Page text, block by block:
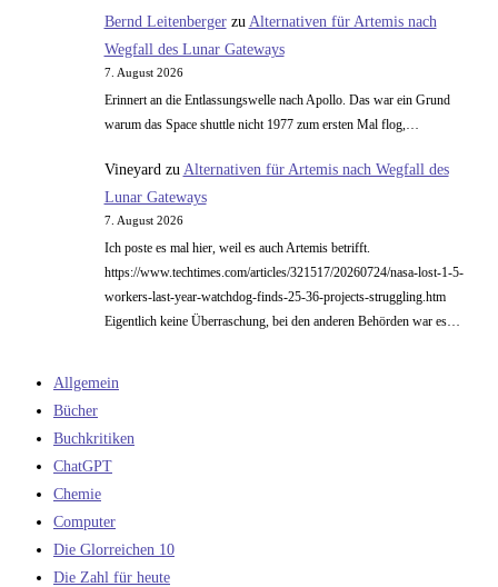
Bernd Leitenbergerzu Alternativen für Artemis nach
Wegfall des Lunar Gateways
7. August 2026
Erinnert an die Entlassungswelle nach Apollo. Das war ein Grund
warum das Space shuttle nicht 1977 zum ersten Mal flog,…
Vineyardzu Alternativen für Artemis nach Wegfall des
Lunar Gateways
7. August 2026
Ich poste es mal hier, weil es auch Artemis betrifft.
https://www.techtimes.com/articles/321517/20260724/nasa-lost-1-5-
workers-last-year-watchdog-finds-25-36-projects-struggling.htm
Eigentlich keine Überraschung, bei den anderen Behörden war es…
Allgemein
Bücher
Buchkritiken
ChatGPT
Chemie
Computer
Die Glorreichen 10
Die Zahl für heute